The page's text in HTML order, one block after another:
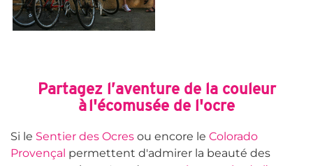
Partagez l’aventure de la couleur
àl'écomusée de l'ocre
Si le Sentier des Ocres ou encore le Colorado
Provençal permettent d'admirer la beauté des